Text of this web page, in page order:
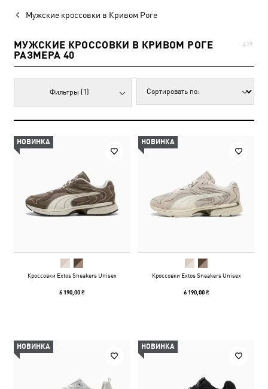
Мужские кроссовки в Кривом Роге
МУЖСКИЕ КРОССОВКИ В КРИВОМ РОГЕ
РАЗМЕРА 40
419
Фильтры (1)
НОВИНКА
Кроссовки Extos Sneakers Unisex
6 190,00 ₴
НОВИНКА
Кроссовки Extos Sneakers Unisex
6 190,00 ₴
НОВИНКА НОВИНКА